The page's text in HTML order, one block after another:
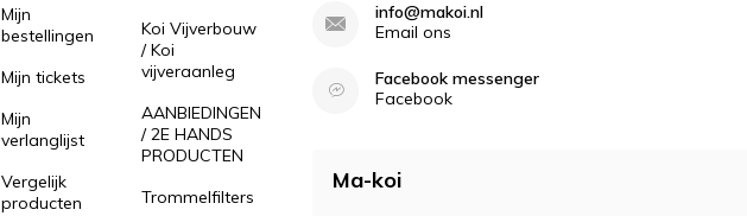
Mijn
bestellingen
Mijn tickets
Mijn
verlanglijst
Vergelijk
producten
Koi Vijverbouw
/ Koi
vijveraanleg
AANBIEDINGEN
/ 2E HANDS
PRODUCTEN
Trommelfilters
info@makoi.nl
Email ons
Facebook messenger
Facebook
Ma-koi